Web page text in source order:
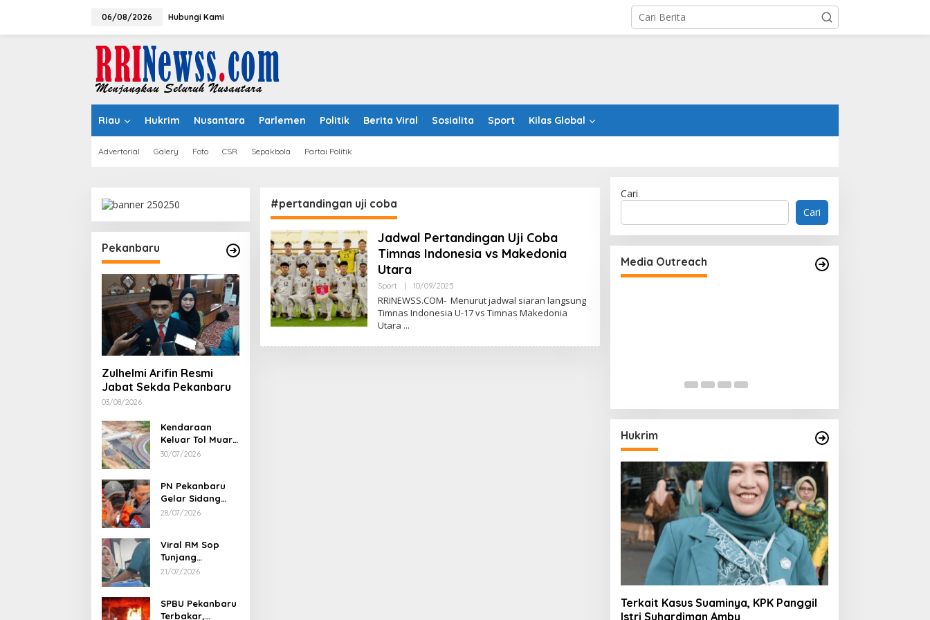
06/08/2026 Hubungi Kami
Riau Hukrim Nusantara Parlemen Politik Berita Viral Sosialita Sport Kilas Global
Advertorial Galery Foto CSR Sepakbola Partai Politik
Pekanbaru
Zulhelmi Arifin Resmi
Jabat Sekda Pekanbaru
03/08/2026
Kendaraan
Keluar Tol Muara
Fajar Dialihkan
30/07/2026
PN Pekanbaru
Gelar Sidang
Putusan Perkara
28/07/2026
Viral RM Sop
Tunjang
Pekanbaru
Pemilik Minta
21/07/2026
SPBU Pekanbaru
Terbakar,
#pertandingan uji coba
Jadwal Pertandingan Uji Coba
Timnas Indonesia vs Makedonia
Utara
Sport 10/09/2025Oleh
RRINEWSS.COM- Menurut jadwal siaran langsung
Timnas Indonesia U-17 vs Timnas Makedonia
Utara
Cari
Cari
Media Outreach
Bee Choo Origin Launches Dead
Mask in Singapore
MORROW Targets US$230 Million
Annual Revenue as Singapore
Flagship Launches
BOI at 60: Building an Investment
AuctuCel launches AuctuPrime to
therapy manufacturing
Hukrim
Terkait Kasus Suaminya, KPK Panggil
Istri Suhardiman Amby